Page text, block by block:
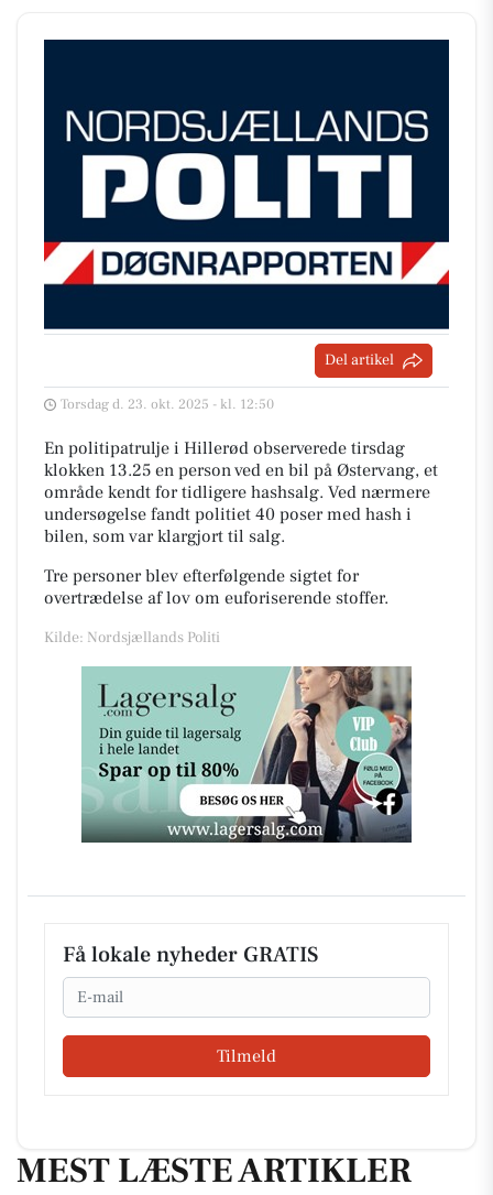
Del artikel
Torsdag d. 23. okt. 2025 - kl. 12:50
En politipatrulje i Hillerød observerede tirsdag
klokken 13.25 en person ved en bil på Østervang, et
område kendt for tidligere hashsalg. Ved nærmere
undersøgelse fandt politiet 40 poser med hash i
bilen, som var klargjort til salg.
Tre personer blev efterfølgende sigtet for
overtrædelse af lov om euforiserende stoffer.
Kilde: Nordsjællands Politi
Få lokale nyheder GRATIS
Email
Tilmeld
MEST LÆSTE ARTIKLER